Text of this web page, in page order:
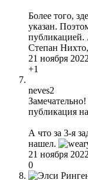
Более того,
указан.
публикацией.
Степан
21 ноября
+1
neves2
публикация
А что за 3-я
нашел.
21 ноября
0